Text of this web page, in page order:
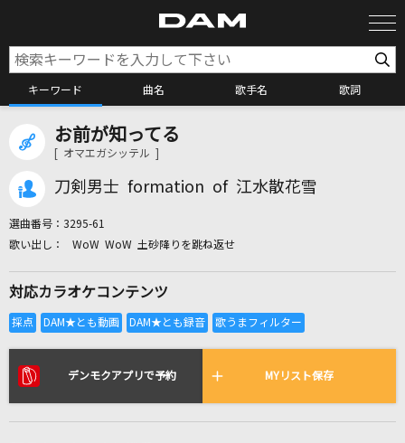
キーワード 曲名 歌手名 歌詞
カラオケ検索
全国りれき
リアルタイムで歌われている曲の一覧
お前が知ってる
[ オマエガシッテル ]
刀剣男士 formation of 江水散花雪
選曲番号： 3295-61
WoW WoW 土砂降りを跳ね返せ
対応カラオケコンテンツ
デンモクアプリで予約 MYリスト保存